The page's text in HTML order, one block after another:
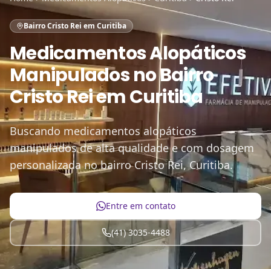
Bairro Cristo Rei em Curitiba
Medicamentos Alopáticos
ManipuladosnoBairro
Cristo Rei em Curitiba
Buscando medicamentos alopáticos
manipulados de alta qualidade e com dosagem
personalizada no bairro Cristo Rei, Curitiba.
Entre em contato
(41) 3035-4488